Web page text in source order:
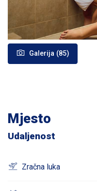
Galerija (85)
Mjesto
Udaljenost
Zračna luka